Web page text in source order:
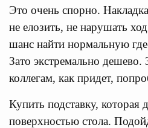
Это очень спорно.
не елозить, не нарушать
шанс найти нормальную
Зато экстремально дешево.
коллегам, как придет,
Купить подставку, которая
поверхностью стола.